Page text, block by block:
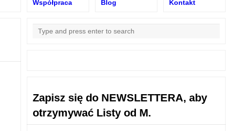
Współpraca Blog Kontakt
Zapisz się do NEWSLETTERA, aby
otrzymywać Listy od M.